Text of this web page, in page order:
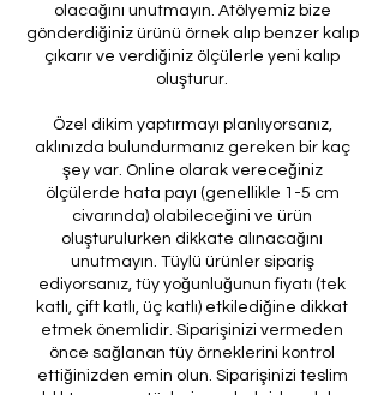
olacağını unutmayın. Atölyemiz bize
gönderdiğiniz ürünü örnek alıp benzer kalıp
çıkarır ve verdiğiniz ölçülerle yeni kalıp
oluşturur.
Özel dikim yaptırmayı planlıyorsanız,
aklınızda bulundurmanız gereken bir kaç
şey var. Online olarak vereceğiniz
ölçülerde hata payı (genellikle 1-5 cm
civarında) olabileceğini ve ürün
oluşturulurken dikkate alınacağını
unutmayın. Tüylü ürünler sipariş
ediyorsanız, tüy yoğunluğunun fiyatı (tek
katlı, çift katlı, üç katlı) etkilediğine dikkat
etmek önemlidir. Siparişinizi vermeden
önce sağlanan tüy örneklerini kontrol
ettiğinizden emin olun. Siparişinizi teslim